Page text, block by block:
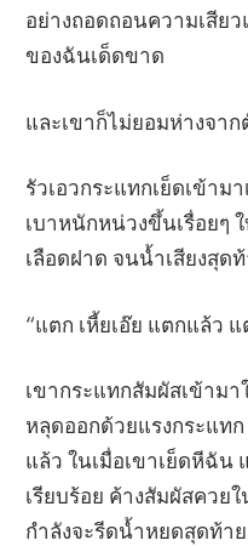
อย่างถอดถอนความเสีย
ของฉันเด็ดขาด
และเขาก็ไม่ยอมห่างจาก
รัวเอวกระแทกเย็ดเข้าม
เบาหนักหน่วงขึ้นเรื่อยๆ
เลือดฝาด จนน้ำเสียงสุด
“แตก เหี้ยเอ๊ย แตกแล้ว แ
เขากระแทกสัมผัสเข้าม
หลุดออกด้วยแรงกระแท
แล้ว ในเมื่อเขาเย็ดหีฉัน
เรียบร้อย ค้างสัมผัสควย
กำลังจะรีดน้ำหยดสุดท้า